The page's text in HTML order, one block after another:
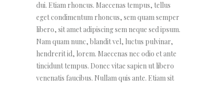
dui. Etiam rhoncus. Maecenas tempus, tellus
eget condimentum rhoncus, sem quam semper
libero, sit amet adipiscing sem neque sed ipsum.
Nam quam nunc, blandit vel, luctus pulvinar,
hendrerit id, lorem. Maecenas nec odio et ante
tincidunt tempus. Donec vitae sapien ut libero
venenatis faucibus. Nullam quis ante. Etiam sit